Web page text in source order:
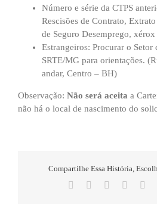
Número e série da CTPS
Rescisões de Contrato,
de Seguro Desemprego, xérox
Estrangeiros: Procurar o Setor
SRTE/MG para orientações.
andar, Centro – BH)
Observação: Não será aceita a
não há o local de nascimento do
Compartilhe Essa História,
Facebook Reddit